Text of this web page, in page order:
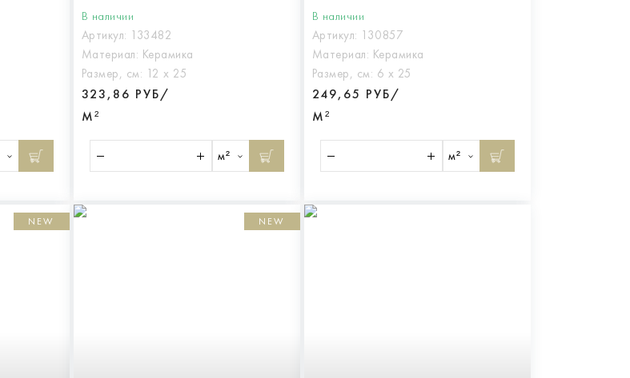
В наличии
Артикул: 133482
Материал: Керамика
Размер, см: 12 х 25
323,86 РУБ/
М²
м²
В наличии
Артикул: 130857
Материал: Керамика
Размер, см: 6 х 25
249,65 РУБ/
М²
м²
NEW NEW